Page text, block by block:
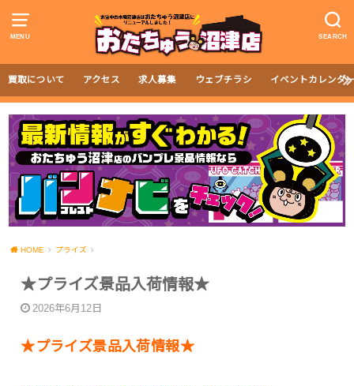
MENU SEARCH
買取について アクセス 求人募集 ウェブチラシ イベントカレンダ
HOME プライズ
★プライズ景品入荷情報★
2026年6月12日
★プライズ景品入荷情報★